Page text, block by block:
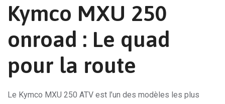
Kymco MXU 250
onroad : Le quad
pour la route
Le Kymco MXU 250 ATV est l’un des modèles les plus